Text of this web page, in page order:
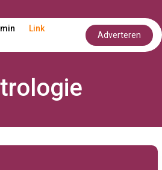
Link
Adverteren